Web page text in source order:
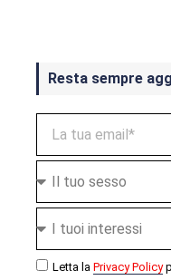
Resta sempre
Letta la Privacy Policy